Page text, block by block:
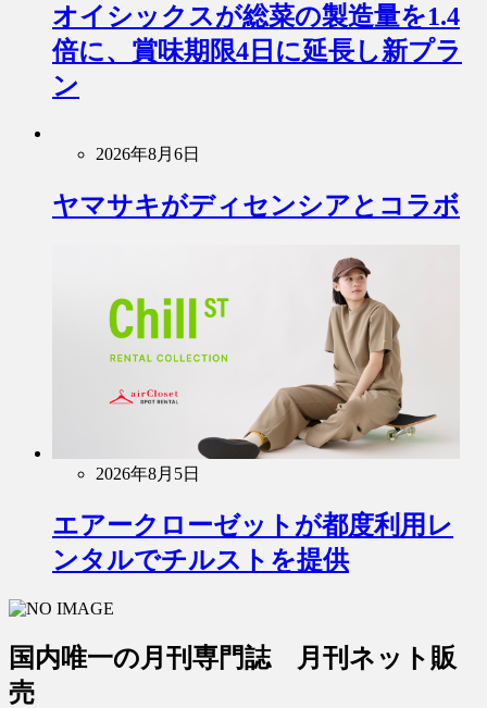
オイシックスが総菜の製造量を1.4
倍に、賞味期限4日に延長し新プラ
ン
2026年8月6日
ヤマサキがディセンシアとコラボ
2026年8月5日
エアークローゼットが都度利用レ
ンタルでチルストを提供
国内唯一の月刊専門誌 月刊ネット販
売